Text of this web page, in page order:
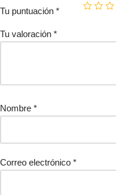
Tu puntuación *
Tu valoración *
Nombre *
Correo electrónico *